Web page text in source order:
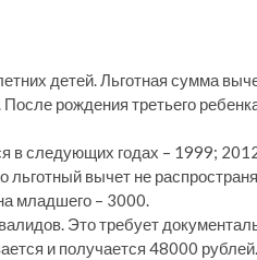
детей. Льготная сумма
рождения третьего
в следующих годах – 1999;
льготный вычет не
младшего – 3000.
Это требует
и получается 48000